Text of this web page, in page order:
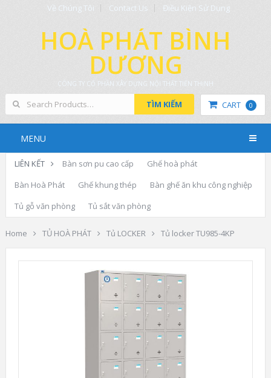
Về Chúng Tôi Contact Us Điều Kiện Sử Dụng
HOÀ PHÁT BÌNH
DƯƠNG
CÔNG TY CỔ PHẦN XÂY DỰNG NỘI THẤT TIẾN THỊNH
CART 0
TÌM KIẾM
MENU
LIÊN KẾT Bàn sơn pu cao cấp
Ghế hoà phát
Bàn Hoà Phát
Ghế khung thép
Bàn ghế ăn khu công nghiệp
Tủ gỗ văn phòng
Tủ sắt văn phòng
Home TỦ HOÀ PHÁT Tủ LOCKER Tủ locker TU985-4KP